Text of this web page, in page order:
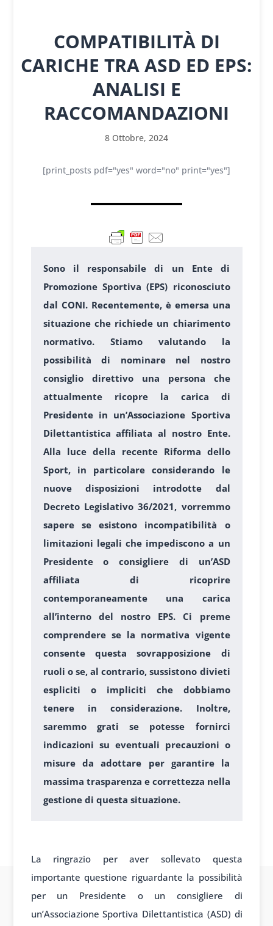
COMPATIBILITÀ DI
CARICHE TRA ASD ED EPS:
ANALISI E
RACCOMANDAZIONI
8 Ottobre, 2024
[print_posts pdf="yes" word="no" print="yes"]
Sono il responsabile di un Ente di
Promozione Sportiva (EPS) riconosciuto
dal CONI. Recentemente, è emersa una
situazione che richiede un chiarimento
normativo. Stiamo valutando la
possibilità di nominare nel nostro
consiglio direttivo una persona che
attualmente ricopre la carica di
Presidente in un’Associazione Sportiva
Dilettantistica affiliata al nostro Ente.
Alla luce della recente Riforma dello
Sport, in particolare considerando le
nuove disposizioni introdotte dal
Decreto Legislativo 36/2021, vorremmo
sapere se esistono incompatibilità o
limitazioni legali che impediscono a un
Presidente o consigliere di un’ASD
affiliata di ricoprire
contemporaneamente una carica
all’interno del nostro EPS. Ci preme
comprendere se la normativa vigente
consente questa sovrapposizione di
ruoli o se, al contrario, sussistono divieti
espliciti o impliciti che dobbiamo
tenere in considerazione. Inoltre,
saremmo grati se potesse fornirci
indicazioni su eventuali precauzioni o
misure da adottare per garantire la
massima trasparenza e correttezza nella
gestione di questa situazione.
La ringrazio per aver sollevato questa
importante questione riguardante la possibilità
per un Presidente o un consigliere di
un’Associazione Sportiva Dilettantistica (ASD) di